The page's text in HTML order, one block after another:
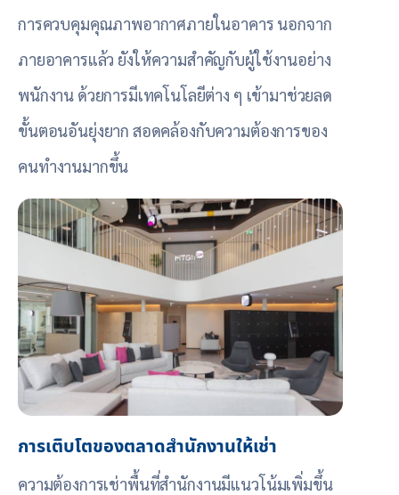
การควบคุมคุณภาพอากาศภายในอาคาร นอกจาก
ภายอาคารแล้ว ยังให้ความสำคัญกับผู้ใช้งานอย่าง
พนักงาน ด้วยการมีเทคโนโลยีต่าง ๆ เข้ามาช่วยลด
ขั้นตอนอันยุ่งยาก สอดคล้องกับความต้องการของ
คนทำงานมากขึ้น
การเติบโตของตลาดสำนักงานให้เช่า
ความต้องการเช่าพื้นที่สำนักงานมีแนวโน้มเพิ่มขึ้น